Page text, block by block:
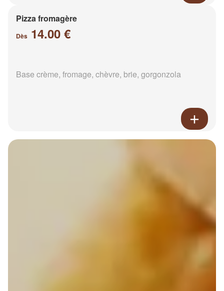
Pizza fromagère
Dès 14.00 €
Base crème, fromage, chèvre, brie, gorgonzola